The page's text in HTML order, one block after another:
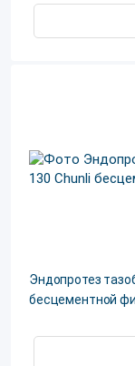
Эндопротез
бесцементной